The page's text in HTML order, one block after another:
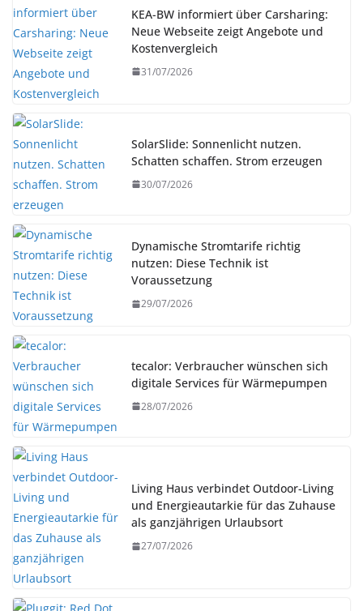
KEA-BW informiert über Carsharing:
Neue Webseite zeigt Angebote und
Kostenvergleich
31/07/2026
SolarSlide: Sonnenlicht nutzen.
Schatten schaffen. Strom erzeugen
30/07/2026
Dynamische Stromtarife richtig
nutzen: Diese Technik ist
Voraussetzung
29/07/2026
tecalor: Verbraucher wünschen sich
digitale Services für Wärmepumpen
28/07/2026
Living Haus verbindet Outdoor-Living
und Energieautarkie für das Zuhause
als ganzjährigen Urlaubsort
27/07/2026